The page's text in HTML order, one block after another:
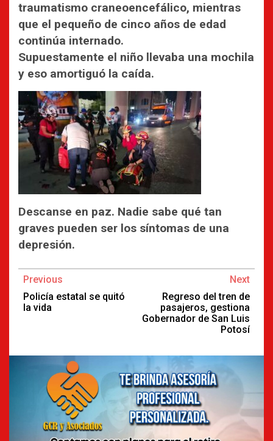
traumatismo craneoencefálico, mientras
que el pequeño de cinco años de edad
continúa internado.
Supuestamente el niño llevaba una mochila
y eso amortiguó la caída.
Descanse en paz. Nadie sabe qué tan
graves pueden ser los síntomas de una
depresión.
Continue
Reading
Previous
Policía estatal se quitó
la vida
Next
Regreso del tren de
pasajeros, gestiona
Gobernador de San Luis
Potosí